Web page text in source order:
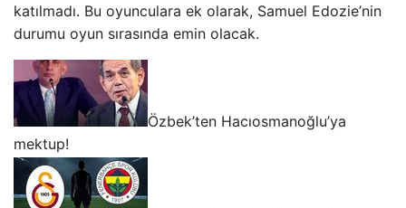
katılmadı. Bu oyunculara ek olarak, Samuel Edozie’nin
durumu oyun sırasında emin olacak.
Özbek’ten Hacıosmanoğlu’ya
mektup!